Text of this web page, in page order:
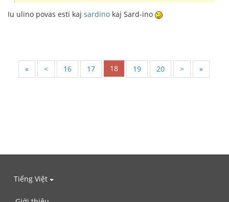
Iu ulino povas esti kaj sardino kaj Sard-ino
« < 16 17 18 19 20 > »
Tiếng Việt